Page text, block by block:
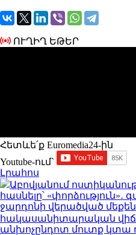
ՈՒՂԻՂ ԵԹԵՐ
Հետևե՛ք Euromedia24-ին
Youtube-ում`
Լրահոս
Աբովյանում
հասնելը՝ «փորձություն»․
ջարդոնի վերածված
հակասանիտարական
անխոչընդոտ մուտք կտա